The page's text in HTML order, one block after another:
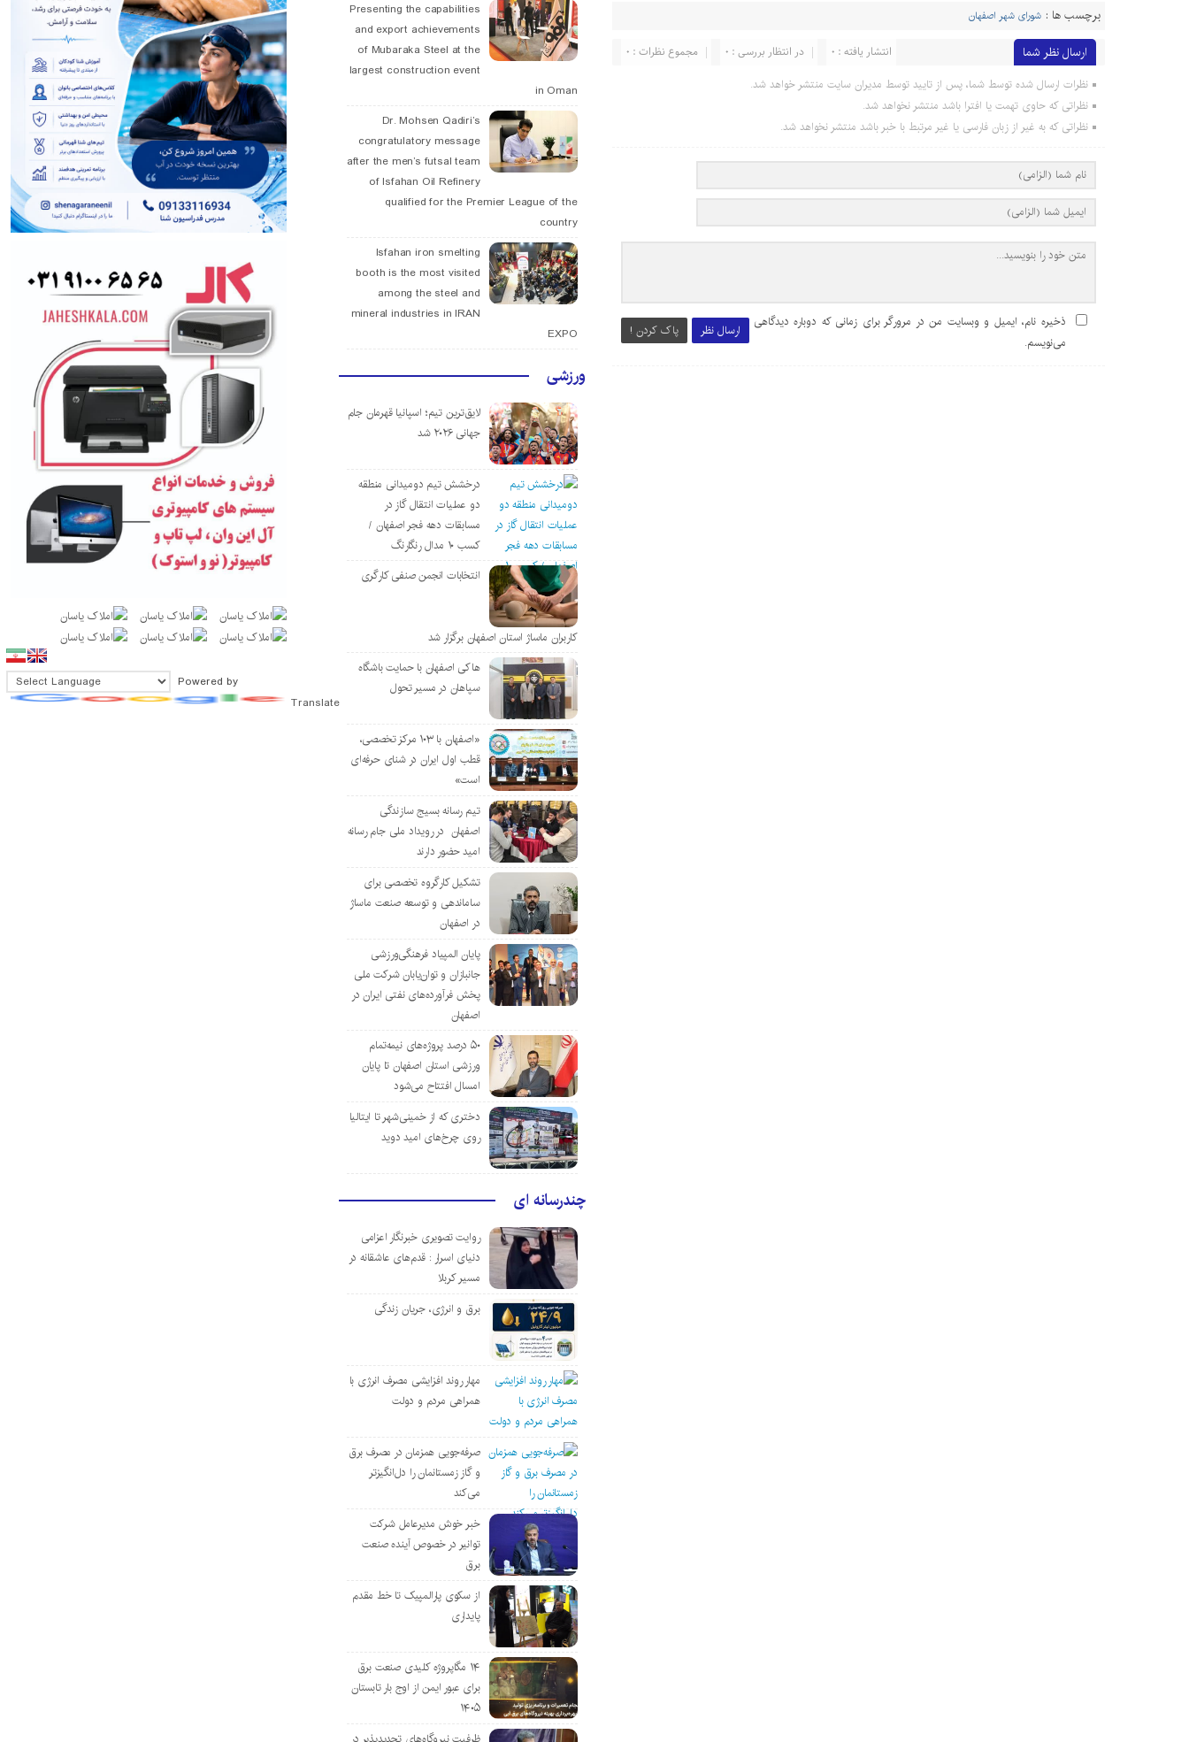
برچسب ها : شورای شهر اصفهان
ارسال نظر شما مجموع نظرات : 0 در انتظار بررسی : 0 انتشار یافته : 0
نظرات ارسال شده توسط شما، پس از تایید توسط مدیران سایت منتشر خواهد شد.
نظراتی که حاوی تهمت یا افترا باشد منتشر نخواهد شد.
نظراتی که به غیر از زبان فارسی یا غیر مرتبط با خبر باشد منتشر نخواهد شد.
ارسال نظر پاک کردن !
ذخیره نام، ایمیل و وبسایت من در مرورگر برای زمانی که دوباره دیدگاهی
می‌نویسم.
Presenting the capabilities
and export achievements
of Mubaraka Steel at the
largest construction event
in Oman
Dr. Mohsen Qadiri’s
congratulatory message
after the men’s futsal team
of Isfahan Oil Refinery
qualified for the Premier League of the
country
Isfahan iron smelting
booth is the most visited
among the steel and
mineral industries in IRAN
EXPO
ورزشی
لایق‌ترین تیم؛ اسپانیا قهرمان جام
جهانی ۲۰۲۶ شد
درخشش تیم دومیدانی منطقه
دو عملیات انتقال گاز در
مسابقات دهه فجر اصفهان /
کسب ۱۰ مدال رنگارنگ
انتخابات انجمن صنفی کارگری
کاربران ماساژ استان اصفهان برگزار شد
هاکی اصفهان با حمایت باشگاه
سپاهان در مسیر تحول
«اصفهان با ۱۰۳ مرکز تخصصی،
قطب اول ایران در شنای حرفه‌ای
است»
تیم رسانه بسیج سازندگی
اصفهان در رویداد ملی جام رسانه
امید حضور دارند
تشکیل کارگروه تخصصی برای
ساماندهی و توسعه صنعت ماساژ
در اصفهان
پایان المپیاد فرهنگی‌ورزشی
جانبازان و توان‌یابان شرکت ملی
پخش فرآورده‌های نفتی ایران در
اصفهان
۵۰ درصد پروژه‌های نیمه‌تمام
ورزشی استان اصفهان تا پایان
امسال افتتاح می‌شود
دختری که از خمینی‌شهر تا ایتالیا
روی چرخ‌های امید دوید
چندرسانه ای
روایت تصویری خبرنگار اعزامی
دنیای اسرار : قدم‌های عاشقانه در
مسیر کربلا
برق و انرژی، جریان زندگی
مهار روند افزایشی مصرف انرژی با
همراهی مردم و دولت
صرفه‌جویی همزمان در مصرف برق
و گاز زمستانمان را دل‌انگیزتر
می‌کند
خبر خوش مدیرعامل شرکت
توانیر در خصوص آینده صنعت
برق
از سکوی پارالمپیک تا خط مقدم
پایداری
۱۴ مگاپروژه‌ کلیدی صنعت برق
برای عبور ایمن از اوج بار تابستان
۱۴۰۵
Powered by
Translate